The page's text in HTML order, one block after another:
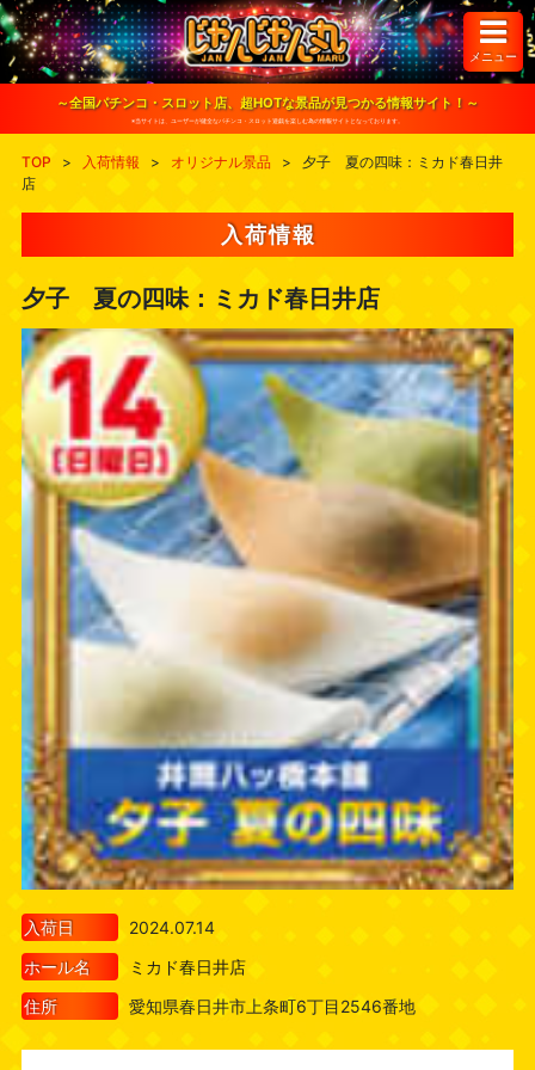
S
k
i
o
メニュー
～全国パチンコ・スロット店、超HOTな景品が見つかる情報サイト！～
※当サイトは、ユーザーが健全なパチンコ・スロット遊戯を楽しむ為の情報サイトとなっております。
TOP > 入荷情報 > オリジナル景品 >
夕子 夏の四味：ミカド春日井
店
入荷情報
夕子 夏の四味：ミカド春日井店
入荷日
2024.07.14
ホール名
ミカド春日井店
住所
愛知県春日井市上条町6丁目2546番地